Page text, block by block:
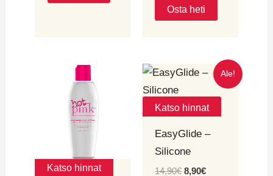
Osta heti
Katso hinnat
Ale!
Katso hinnat
EasyGlide –
Silicone
14,90€
Alkuperäinen
14,90€.
8,90€
Nykyinen
hinta
8,90€.